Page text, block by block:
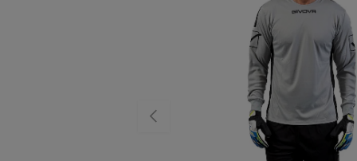
VORIGE